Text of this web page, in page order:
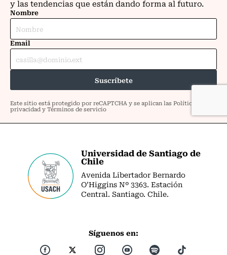
Universidad de Santiago de
Chile
Avenida Libertador Bernardo
O’Higgins Nº 3363. Estación
Central. Santiago. Chile.
Síguenos en: